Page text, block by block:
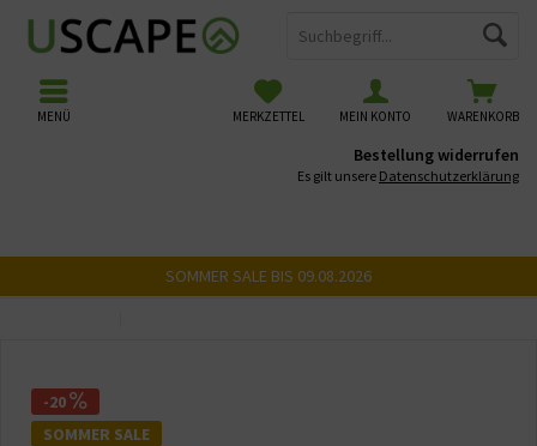
WARENKORB
MERKZETTEL MEIN KONTO
MENÜ
Bestellung widerrufen
Es gilt unsere Datenschutzerklärung
SOMMER SALE BIS 09.08.2026
-20
SOMMER SALE